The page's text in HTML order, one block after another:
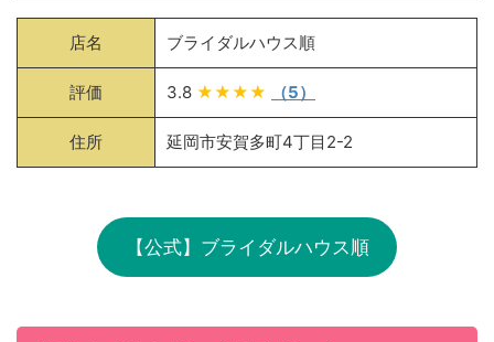
店名 ブライダルハウス順
評価 3.8 ★★★★ （5）
住所 延岡市安賀多町4丁目2-2
【公式】ブライダルハウス順